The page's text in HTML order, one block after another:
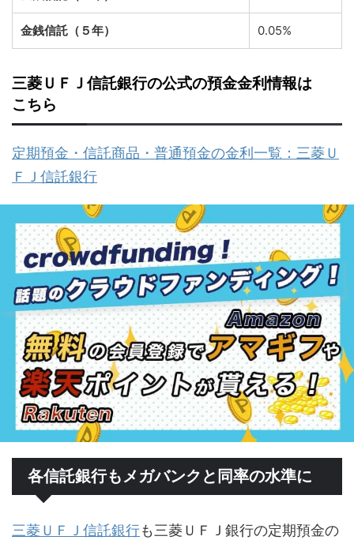
金銭信託（５年） 0.05%
三菱ＵＦＪ信託銀行の公式の預金金利情報は
こちら
定期預金・信託商品・普通預金の金利一覧：三菱Ｕ
ＦＪ信託銀行
各信託銀行もメガバンクと同率の水準に
三菱ＵＦＪ信託銀行も三菱ＵＦＪ銀行の定期預金の